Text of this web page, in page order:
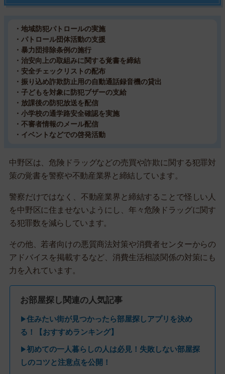
・地域防犯パトロールの実施
・パトロール団体活動の支援
・暴力団排除条例の施行
・治安向上の取組みに関する覚書を締結
・安全チェックリストの配布
・振り込め詐欺防止用の自動通話録音機の貸出
・子どもを対象に防犯ブザーの支給
・放課後の防犯放送を配信
・小学校の通学路安全確認を実施
・不審者情報のメール配信
・イベントなどでの啓発活動
中野区は、危険ドラッグなどの売買や詐欺に関する犯罪対
策の覚書を警察や不動産業界と締結しています。
警察だけではなく、不動産業界と締結することで怪しい人
を中野区に住ませないようにし、年々危険ドラッグに関す
る犯罪数を減らしています。
その他、若者向けの悪質商法対策や消費者センターからの
アドバイスを掲載するなど、消費生活相談関係の対策にも
力を入れています。
お部屋探し関連の人気記事
▶住みたい街が見つかったら部屋探しアプリを決め
る！【おすすめランキング】
▶初めての一人暮らしの人は必見！失敗しない部屋探
しのコツと注意点を公開！